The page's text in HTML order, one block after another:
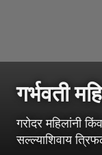
गर्भवती
गरोदर महिलांनी
सल्ल्याशिवाय